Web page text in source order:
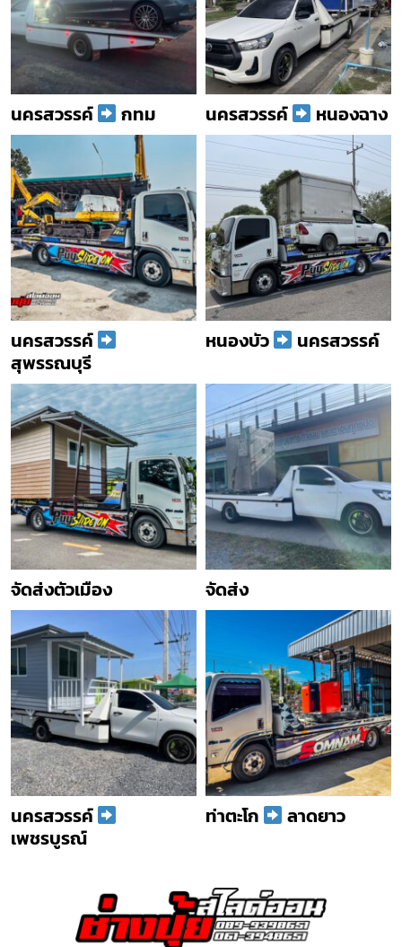
นครสวรรค์ กทม นครสวรรค์ หนองฉาง
นครสวรรค์
สุพรรณบุรี
หนองบัว นครสวรรค์
จัดส่งตัวเมือง จัดส่ง
นครสวรรค์
เพชรบูรณ์
ท่าตะโก ลาดยาว